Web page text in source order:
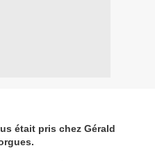
était pris chez Gérald